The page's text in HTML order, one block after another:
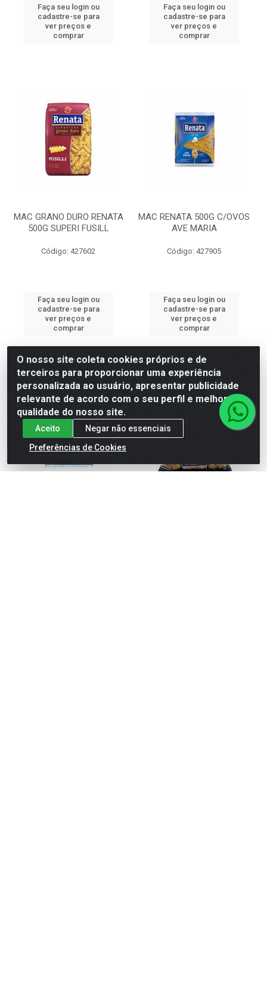
Faça seu login ou
cadastre-se para
ver preços e
comprar
Faça seu login ou
cadastre-se para
ver preços e
comprar
MAC GRANO DURO RENATA
500G SUPERI FUSILL
Código: 427602
Faça seu login ou
cadastre-se para
ver preços e
comprar
MAC RENATA 500G C/OVOS
AVE MARIA
Código: 427905
Faça seu login ou
cadastre-se para
ver preços e
comprar
O nosso site coleta cookies próprios e de
terceiros para proporcionar uma experiência
personalizada ao usuário, apresentar publicidade
relevante de acordo com o seu perfil e melhorar a
qualidade do nosso site.
Aceito
Negar não essenciais
Preferências de Cookies